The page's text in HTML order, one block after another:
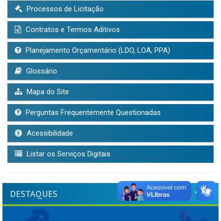
Processos de Licitação
Contratos e Termos Aditivos
Planejamento Orçamentário (LDO, LOA, PPA)
Glossário
Mapa do Site
Perguntas Frequentemente Questionadas
Acessibilidade
Listar os Serviços Digitais
DESTAQUES